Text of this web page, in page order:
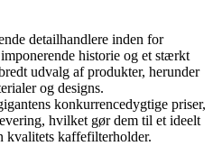
detailhandlere inden for
historie og et stærkt
udvalg af produkter, herunder
og designs.
konkurrencedygtige priser,
hvilket gør dem til et ideelt
kvalitets kaffefilterholder.